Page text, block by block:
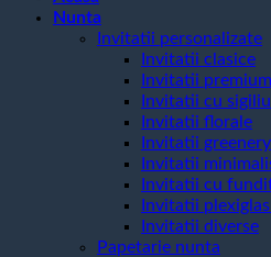
Nunta
Invitatii personalizate
Invitatii clasice
Invitatii premium
Invitatii cu sigiliu
Invitatii florale
Invitatii greenery
Invitatii
Invitatii cu
Invitatii
Invitatii diverse
Papetarie nunta